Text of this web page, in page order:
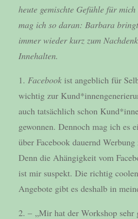
heute gemischte Gefühle für
mag ich so daran: Barbara
immer wieder kurz zum
Innehalten.
1. Facebook ist angeblich für
wichtig zur
auch tatsächlich schon
gewonnen. Dennoch mag ich es
über Facebook dauernd Werbung
Denn die Ahängigkeit vom
ist mir suspekt. Die richtig
Angebote gibt es deshalb in
2. – „Mir hat der Workshop sehr